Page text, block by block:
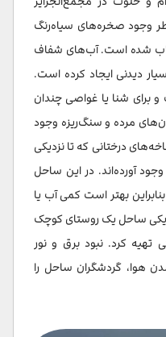
وجود صخره‌های سیاه‌رنگ
شده است. آب‌های شفاف
دیدنی ایجاد کرده است.
برای شنا یا غواصی چندان
مرده و سنگ‌ریزه وجود
درختانی که تا نزدیکی
آورده‌اند. در این ساحل
بهتر است کمی آب یا
ساحل یک روستای کوچک
تهیه کرد. نبود برق و نور
هوا، گردشگران ساحل را